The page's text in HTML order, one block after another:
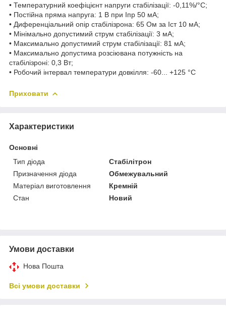
• Температурний коефіцієнт напруги стабілізації: -0,11%/°С;
• Постійна пряма напруга: 1 В при Iпр 50 мА;
• Диференціальний опір стабілізрона: 65 Ом за Iст 10 мА;
• Мінімально допустимий струм стабілізації: 3 мА;
• Максимально допустимий струм стабілізації: 81 мА;
• Максимально допустима розсіювана потужність на
стабілізроні: 0,3 Вт;
• Робочий інтервал температури довкілля: -60... +125 °С
Приховати
Характеристики
Основні
Тип діода
Стабілітрон
Призначення діода
Обмежувальний
Матеріал виготовлення
Кремній
Стан
Новий
Умови доставки
Нова Пошта
Всі умови доставки